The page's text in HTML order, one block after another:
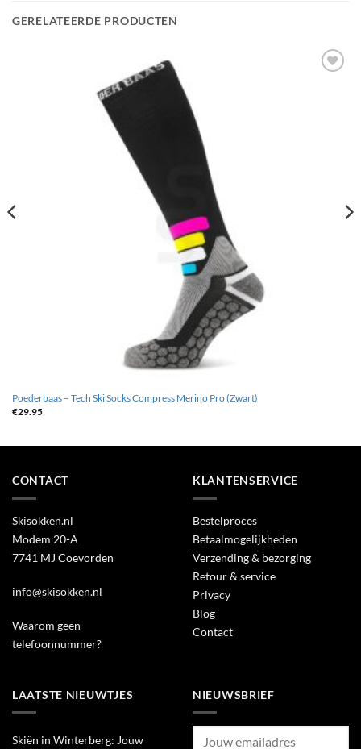
GERELATEERDE PRODUCTEN
Poederbaas – Tech Ski Socks Compress Merino Pro (Zwart)
€29.95
CONTACT
Skisokken.nl
Modem 20-A
7741 MJ Coevorden
info@skisokken.nl
Waarom geen
telefoonnummer?
KLANTENSERVICE
Bestelproces
Betaalmogelijkheden
Verzending & bezorging
Retour & service
Privacy
Blog
Contact
LAATSTE NIEUWTJES
Skiën in Winterberg: Jouw
NIEUWSBRIEF